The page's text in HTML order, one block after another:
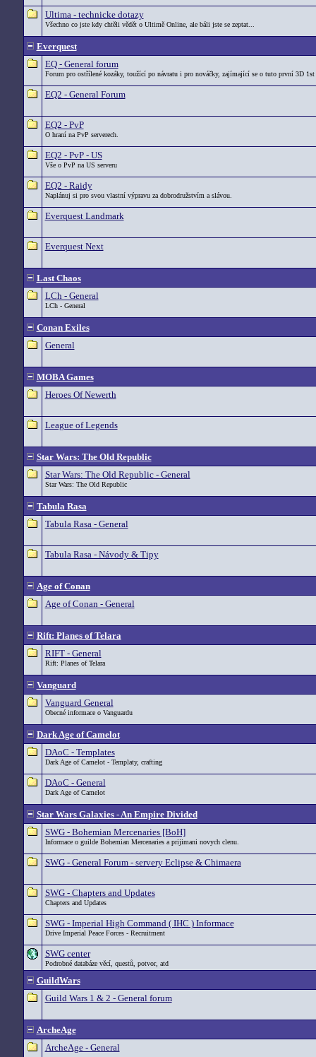
Ultima - technicke dotazy
Všechno co jste kdy chtěli vědět o Ultimě Online, ale báli jste se zeptat...
Everquest
EQ - General forum
Forum pro ostřílené kozáky, toužící po návratu i pro nováčky, zajímající se o tuto první 3D 1st
EQ2 - General Forum
EQ2 - PvP
O hraní na PvP serverech.
EQ2 - PvP - US
Vše o PvP na US serveru
EQ2 - Raidy
Naplánuj si pro svou vlastní výpravu za dobrodružstvím a slávou.
Everquest Landmark
Everquest Next
Last Chaos
LCh - General
LCh - General
Conan Exiles
General
MOBA Games
Heroes Of Newerth
League of Legends
Star Wars: The Old Republic
Star Wars: The Old Republic - General
Star Wars: The Old Republic
Tabula Rasa
Tabula Rasa - General
Tabula Rasa - Návody & Tipy
Age of Conan
Age of Conan - General
Rift: Planes of Telara
RIFT - General
Rift: Planes of Telara
Vanguard
Vanguard General
Obecné informace o Vanguardu
Dark Age of Camelot
DAoC - Templates
Dark Age of Camelot - Templaty, crafting
DAoC - General
Dark Age of Camelot
Star Wars Galaxies - An Empire Divided
SWG - Bohemian Mercenaries [BoH]
Informace o guilde Bohemian Mercenaries a prijimani novych clenu.
SWG - General Forum - servery Eclipse & Chimaera
SWG - Chapters and Updates
Chapters and Updates
SWG - Imperial High Command ( IHC ) Informace
Drive Imperial Peace Forces - Recruitment
SWG center
Podrobné databáze věcí, questů, potvor, atd
GuildWars
Guild Wars 1 & 2 - General forum
ArcheAge
ArcheAge - General